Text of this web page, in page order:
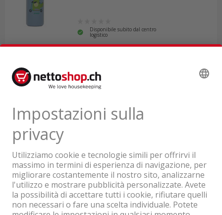
Disponibile subito dal centro
logistico
20.80
Un'azienda del Gruppo Coop